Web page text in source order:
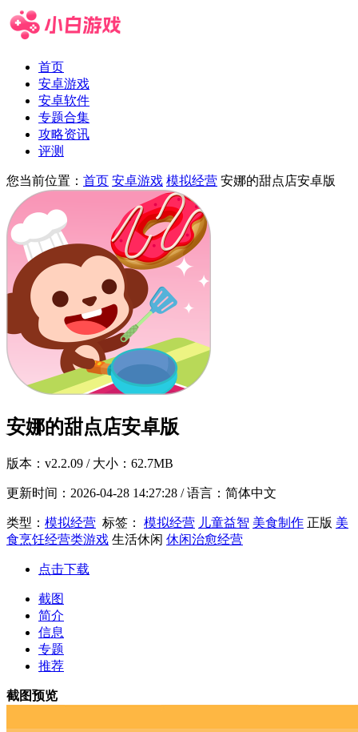
首页
安卓游戏
安卓软件
专题合集
攻略资讯
评测
您当前位置： 首页 安卓游戏 模拟经营 安娜的甜点店安卓版
安娜的甜点店安卓版
版本： v2.2.09 / 大小：62.7MB
更新时间： 2026-04-28 14:27:28 / 语言：简体中文
类型： 模拟经营 标签： 模拟经营 儿童益智 美食制作 正版 美
食烹饪经营类游戏 生活休闲 休闲治愈经营
点击下载
截图
简介
信息
专题
推荐
截图预览